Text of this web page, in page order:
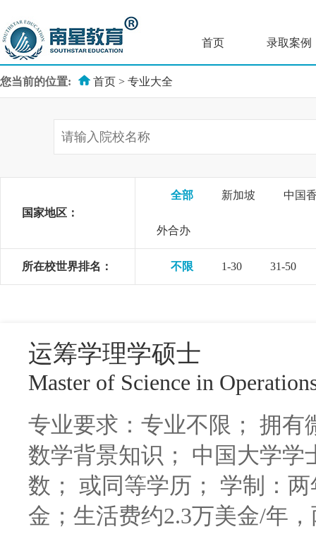
首页 录取案例
您当前的位置: 首页 > 专业大全
国家地区：
全部 新加坡 中国
外合办
所在校世界排名： 不限 1-30 31-50
运筹学理学硕士
Master of Science in
专业要求：专业不限； 拥有
数学背景知识； 中国大学学
数； 或同等学历； 学制：
金；生活费约2.3万美金/年